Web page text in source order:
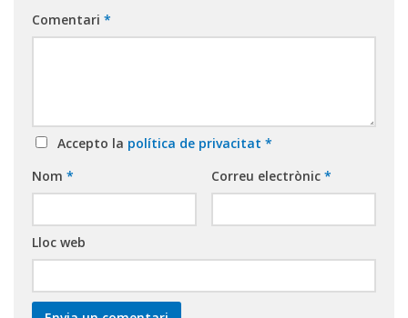
Comentari *
Accepto la política de privacitat *
Nom * Correu electrònic *
Lloc web